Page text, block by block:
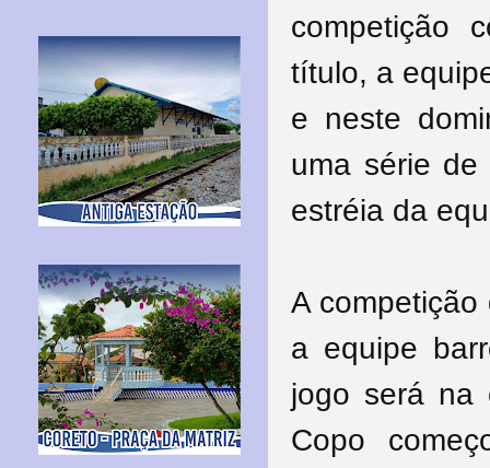
competição
título, a
e neste
uma série
estréia da
A
a equipe
jogo será na
Copo